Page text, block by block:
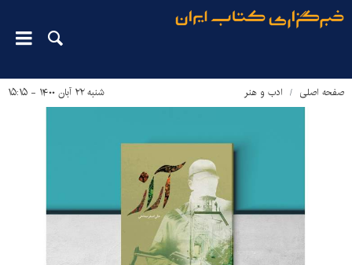
صفحه اصلی ادب و هنر شنبه ۲۲ آبان ۱۴۰۰ - ۱۵:۱۵